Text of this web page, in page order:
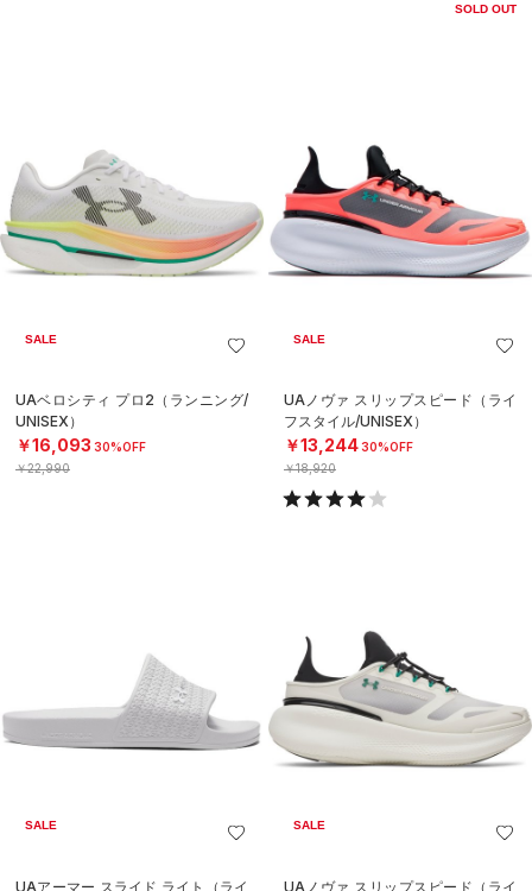
SOLD OUT
SALE
UAベロシティ プロ2（ランニング/
UNISEX）
￥16,093 30%OFF
￥22,990
SALE
UAノヴァ スリップスピード（ライ
フスタイル/UNISEX）
￥13,24430%OFF
￥18,920
SALE
UAアーマー スライド ライト（ライ
SALE
UAノヴァ スリップスピード（ライ